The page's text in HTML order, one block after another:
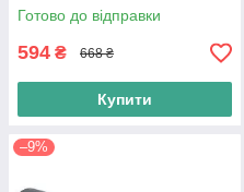
Готово до відправки
594 ₴ 668 ₴
Купити
–9%